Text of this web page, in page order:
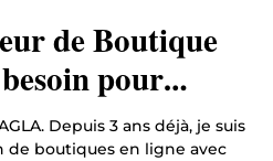
de Boutique
pour
Depuis 3 ans déjà, je suis
de boutiques en ligne avec